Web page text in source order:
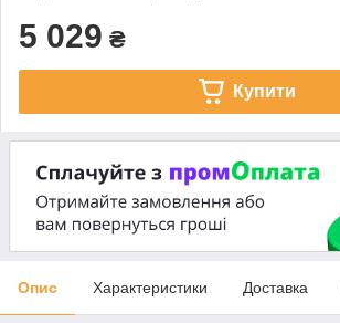
5 029 ₴
Купити
Опис Характеристики Доставка